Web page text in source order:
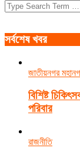
Search
সর্বশেষ খবর
জাতীয়নগর
বিশিষ্ট
পরিবার
রাজনীতি